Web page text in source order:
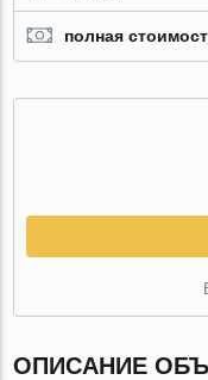
полная
ОПИСАНИЕ